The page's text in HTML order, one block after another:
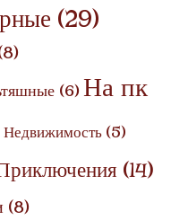
(29)
(6) На пк
Недвижимость (5)
(14)
(8)